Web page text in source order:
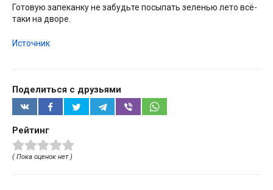
Готовую запеканку не забудьте посыпать зеленью лето всё-
таки на дворе.
Источник
Поделиться с друзьями
Рейтинг
( Пока оценок нет )